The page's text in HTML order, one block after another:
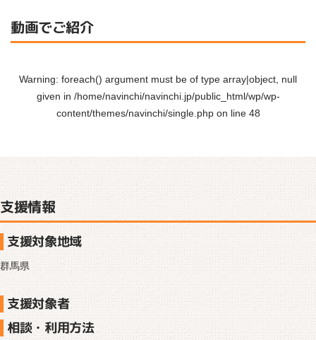
動画でご紹介
Warning: foreach() argument must be of type array|object, null
given in /home/navinchi/navinchi.jp/public_html/wp/wp-
content/themes/navinchi/single.phpon line 48
支援情報
支援対象地域
群馬県
支援対象者
相談・利用方法